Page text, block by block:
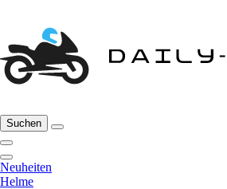
Suchen
Neuheiten
Helme